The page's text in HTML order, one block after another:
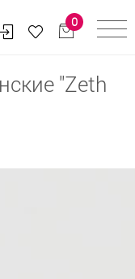
0
"Zeth